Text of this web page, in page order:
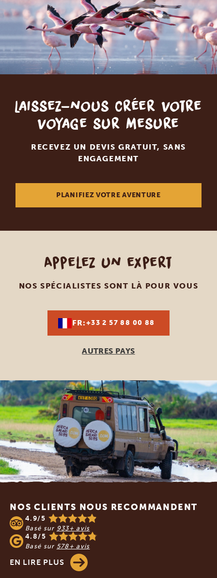
Laissez-nous créer votre
voyage sur mesure
RECEVEZ UN DEVIS GRATUIT, SANS
ENGAGEMENT
PLANIFIEZ VOTRE AVENTURE
Appelez un expert
NOS SPÉCIALISTES SONT LÀ POUR VOUS
FR:+33 2 57 88 00 88
AUTRES PAYS
NOS CLIENTS NOUS RECOMMANDENT
4.9/5
Basé sur 933+ avis
4.8/5
Basé sur 578+ avis
EN LIRE PLUS